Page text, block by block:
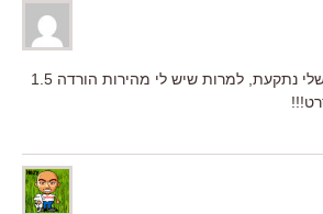
נתקעת, למרות שיש לי מהירות הורדה 1.5